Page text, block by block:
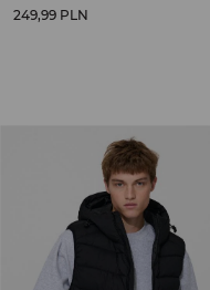
249,99 PLN